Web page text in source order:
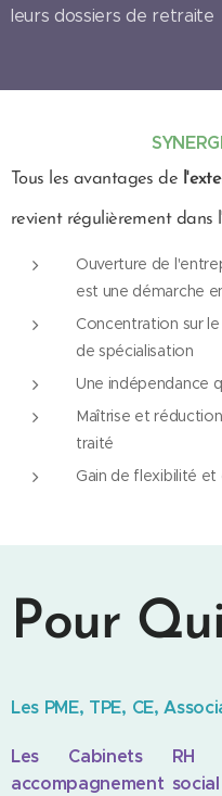
leurs dossiers de retraite
Tous les avantages de
revient régulièrement dans
Ouverture de
est une démarche
Concentration sur
de spécialisation
Une indépendance
Maîtrise et
traité
Gain de flexibilité
Pour
Les PME, TPE, CE,
Les Cabinets RH
accompagnement